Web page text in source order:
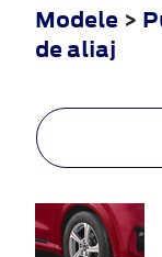
Modele >
de aliaj